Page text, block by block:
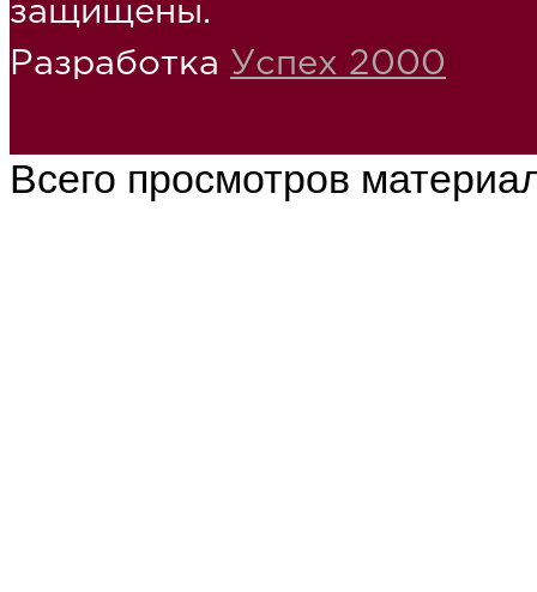
защищены.
Разработка Успех 2000
Всего просмотров